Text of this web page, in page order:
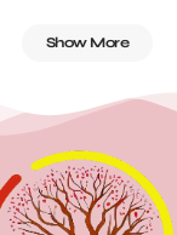
Show More